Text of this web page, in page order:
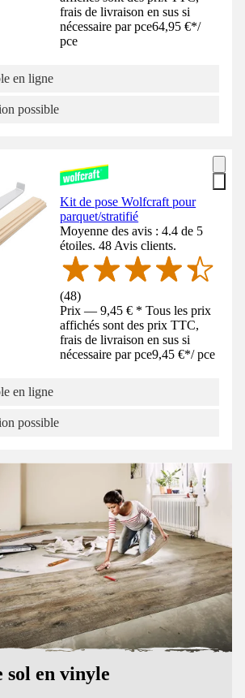
frais de livraison en sus si
nécessaire par pce64,95 €*/
pce
en ligne
possible
Kit de pose Wolfcraft pour
parquet/stratifié
Moyenne des avis : 4.4 de 5
étoiles. 48 Avis clients.
(48)
Prix — 9,45 € * Tous les prix
affichés sont des prix TTC,
frais de livraison en sus si
nécessaire par pce9,45 €*/ pce
en ligne
possible
sol en vinyle